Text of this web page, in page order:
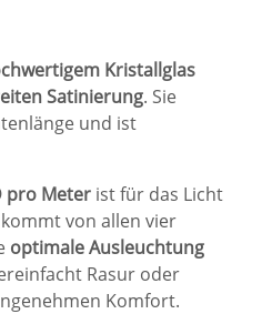
Kristallglas
Satinierung. Sie
und ist
pro Meter ist für das Licht
von allen vier
optimale Ausleuchtung
Rasur oder
Komfort.